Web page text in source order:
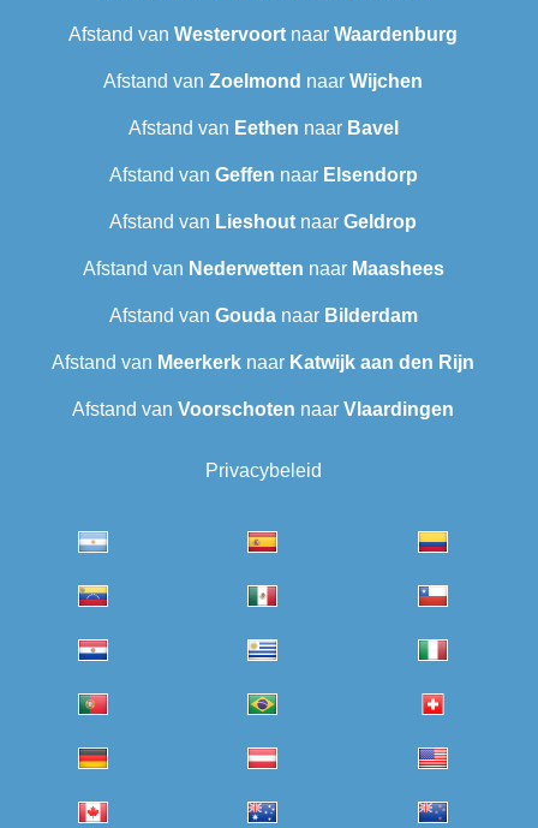
Afstand van Westervoort naar Waardenburg
Afstand van Zoelmond naar Wijchen
Afstand van Eethen naar Bavel
Afstand van Geffen naar Elsendorp
Afstand van Lieshout naar Geldrop
Afstand van Nederwetten naar Maashees
Afstand van Goudanaar Bilderdam
Afstand van Meerkerk naar Katwijk aan den Rijn
Afstand van Voorschoten naar Vlaardingen
Privacybeleid